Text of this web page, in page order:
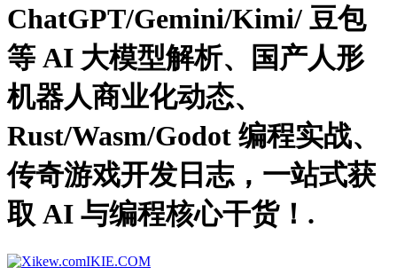
ChatGPT/Gemini/Kimi/ 豆包
等 AI 大模型解析、国产人形
机器人商业化动态、
Rust/Wasm/Godot 编程实战、
传奇游戏开发日志，一站式获
取 AI 与编程核心干货！.
IKIE.COM